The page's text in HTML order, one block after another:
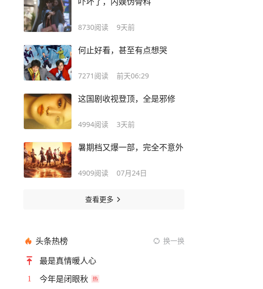
8730阅读 9天前
何止好看，甚至有点想哭
7271 阅读 前天06:29
这国剧收视登顶，全是邪修
4994阅读 3天前
暑期档又爆一部，完全不意外
4909阅读 07月24日
查看更多
头条热榜 换一换
最是真情暖人心
1 今年是闭眼秋